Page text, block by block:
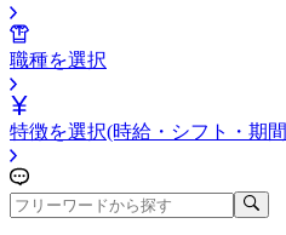
職種を選択
特徴を選択(時給・シフト・期